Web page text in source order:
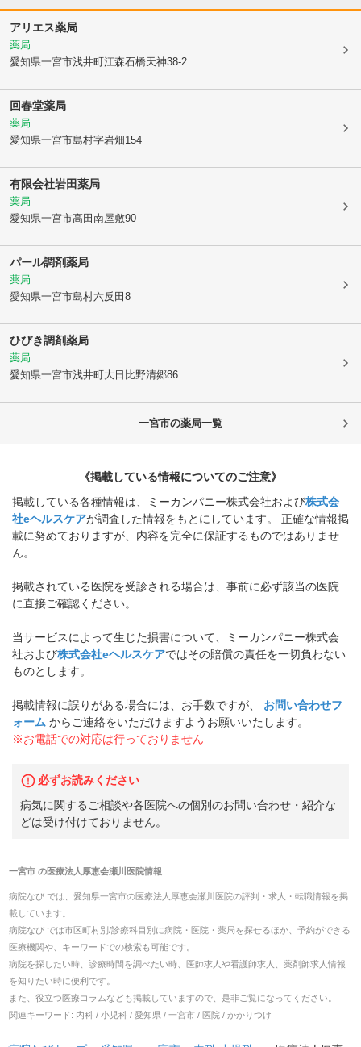
アリエス薬局
薬局
愛知県一宮市浅井町江森石橋天神38-2
回春堂薬局
薬局
愛知県一宮市島村字岩畑154
有限会社岩田薬局
薬局
愛知県一宮市高田南屋敷90
パール調剤薬局
薬局
愛知県一宮市島村六反田8
ひびき調剤薬局
薬局
愛知県一宮市浅井町大日比野清郷86
一宮市の薬局一覧
《掲載している情報についてのご注意》
掲載している各種情報は、ミーカンパニー株式会社および株式会
社eヘルスケアが調査した情報をもとにしています。 正確な情報掲
載に努めておりますが、内容を完全に保証するものではありませ
ん。
掲載されている医院を受診される場合は、事前に必ず該当の医院
に直接ご確認ください。
当サービスによって生じた損害について、ミーカンパニー株式会
社および株式会社eヘルスケアではその賠償の責任を一切負わない
ものとします。
掲載情報に誤りがある場合には、お手数ですが、
お問い合わせフ
ォーム からご連絡をいただけますようお願いいたします。
※お電話での対応は行っておりません
必ずお読みください
病気に関するご相談や各医院への個別のお問い合わせ・紹介な
どは受け付けておりません。
一宮市の医療法人厚恵会瀬川医院情報
病院なび では、 愛知県一宮市の医療法人厚恵会瀬川医院の評判・求人・転職情報を掲
載しています。
病院なび では市区町村別/診療科目別に病院・医院・薬局を探せるほか、予約ができる
医療機関や、キーワードでの検索も可能です。
病院を探したい時、診療時間を調べたい時、医師求人や看護師求人、薬剤師求人情報
を知りたい時に便利です。
また、役立つ医療コラムなども掲載していますので、是非ご覧になってください。
関連キーワード: 内科 / 小児科 / 愛知県 / 一宮市 / 医院 / かかりつけ